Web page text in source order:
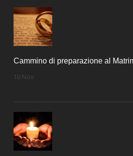
Cammino di preparazione al
10 Nov